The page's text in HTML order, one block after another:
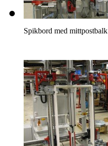
Spikbord med mittpostbalk